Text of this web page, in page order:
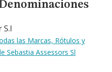
S.l
las Marcas, Rótulos y
Sebastia Assessors Sl